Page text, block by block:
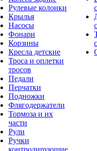
Рулевые колонки
Крылья
Насосы
Фонари
Корзины
Кресла детские
Троса и оплетки
тросов
Педали
Перчатки
Подножки
Флягодержатели
Тормоза и их
части
Рули
Ручки
контролирующие